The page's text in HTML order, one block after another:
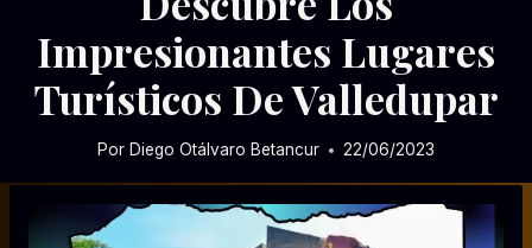
Impresionantes Lugares
Turísticos De Valledupar
Por Diego Otálvaro Betancur 22/06/2023